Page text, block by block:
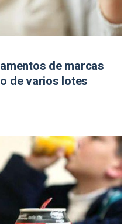
de marcas
de varios lotes